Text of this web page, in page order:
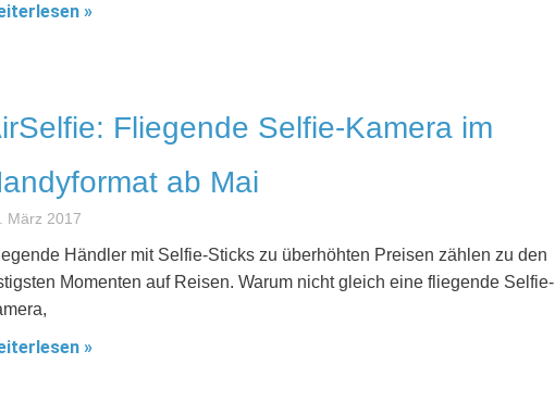
»
Fliegende Selfie-Kamera im
ab Mai
März 2017
Händler mit Selfie-Sticks zu überhöhten Preisen zählen zu den
Momenten auf Reisen. Warum nicht gleich eine fliegende Selfie-
»